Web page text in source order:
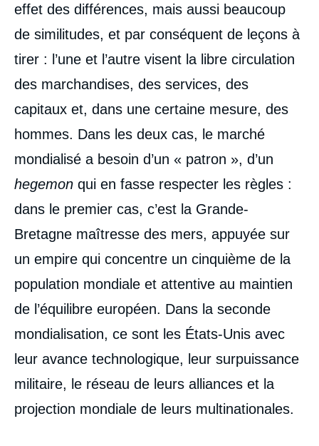
effet des différences, mais aussi beaucoup
de similitudes, et par conséquent de leçons à
tirer : l’une et l’autre visent la libre circulation
des marchandises, des services, des
capitaux et, dans une certaine mesure, des
hommes. Dans les deux cas, le marché
mondialisé a besoin d’un « patron », d’un
hegemon qui en fasse respecter les règles :
dans le premier cas, c’est la Grande-
Bretagne maîtresse des mers, appuyée sur
un empire qui concentre un cinquième de la
population mondiale et attentive au maintien
de l’équilibre européen. Dans la seconde
mondialisation, ce sont les États-Unis avec
leur avance technologique, leur surpuissance
militaire, le réseau de leurs alliances et la
projection mondiale de leurs multinationales.